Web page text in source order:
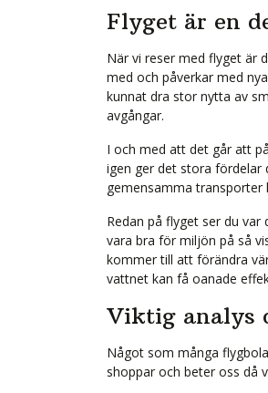
Flyget är en
När vi reser med flyget är
med och påverkar med
kunnat dra stor nytta av
avgångar.
I och med att det går att
igen ger det stora fördelar
gemensamma
Redan på flyget ser du
vara bra för miljön på så
kommer till att förändra
vattnet kan få oanade
Viktig analys
Något som många
shoppar och beter oss då